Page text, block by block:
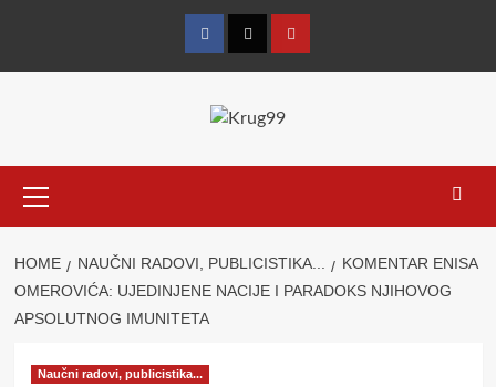
FacebookTwitterYouTube
Menu
HOME NAUČNI RADOVI, PUBLICISTIKA...
KOMENTAR ENISA
OMEROVIĆA: UJEDINJENE NACIJE I PARADOKS NJIHOVOG
APSOLUTNOG IMUNITETA
Naučni radovi, publicistika...